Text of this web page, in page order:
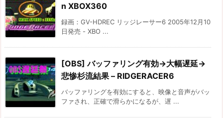
n XBOX360
録画：GV-HDREC リッジレーサー6 2005年12月10
日発売 - XBO ...
[OBS] バッファリング有効→大幅遅延→
悲惨杉流結果 – RIDGERACER6
バッファリングを有効にすると、映像と音声がバッ
ファされ、正確で滑らかになるが、遅 ...